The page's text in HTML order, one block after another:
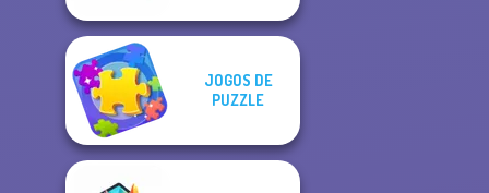
JOGOS DE
PUZZLE